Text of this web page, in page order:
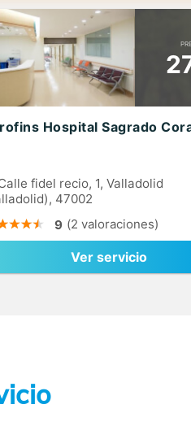
Hospital Sagrado
fidel recio, 1, Valladolid
47002
9 (2 valoraciones)
Ver servicio